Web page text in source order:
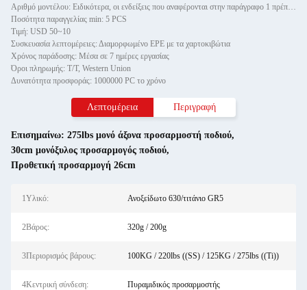
Αριθμό μοντέλου: Ειδικότερα, οι ενδείξεις που αναφέρονται στην παράγραφο 1 πρέπει να λαμβάνονται υπόψη.
Ποσότητα παραγγελίας min: 5 PCS
Τιμή: USD 50~10
Συσκευασία λεπτομέρειες: Διαμορφωμένο EPE με τα χαρτοκιβώτια
Χρόνος παράδοσης: Μέσα σε 7 ημέρες εργασίας
Όροι πληρωμής: T/T, Western Union
Δυνατότητα προσφοράς: 1000000 PC το χρόνο
Λεπτομέρεια Περιγραφή
Επισημαίνω: 275lbs μονό άξονα προσαρμοστή ποδιού,
30cm μονόξυλος προσαρμογός ποδιού,
Προθετική προσαρμογή 26cm
1Υλικό: Ανοξείδωτο 630/τιτάνιο GR5
2Βάρος: 320g / 200g
3Περιορισμός βάρους: 100KG / 220lbs ((SS) / 125KG / 275lbs ((Ti))
4Κεντρική σύνδεση: Πυραμιδικός προσαρμοστής